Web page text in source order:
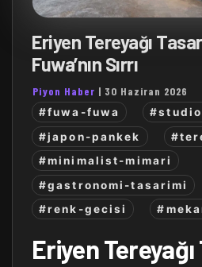
Eriyen Tereyağı
Fuwa’nın Sırrı
Piyon Haber | 30 Haziran 2026
#fuwa-fuwa
#japon-pankek
#minimalist-mimari
#gastronomi-tasarimi
#renk-gecisi
Eriyen Tereyağı